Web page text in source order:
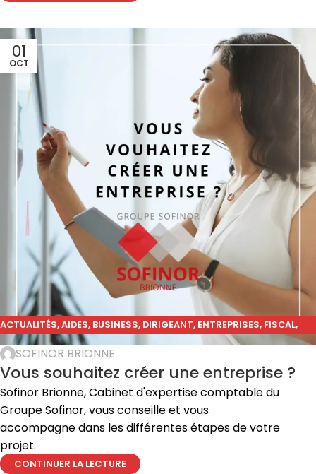
01
OCT
ACTUALITÉS,AIDES, BUSINESS, DIRIGEANT, ENTREPRISES, FISCAL,
PME,SARL,SAS,SCI,STRATÉGIE
SOFINOR BRIONNE
Vous souhaitez créer une entreprise ?
Sofinor Brionne, Cabinet d'expertise comptable du
Groupe Sofinor, vous conseille et vous
accompagne dans les différentes étapes de votre
projet.
CONTINUER LA LECTURE